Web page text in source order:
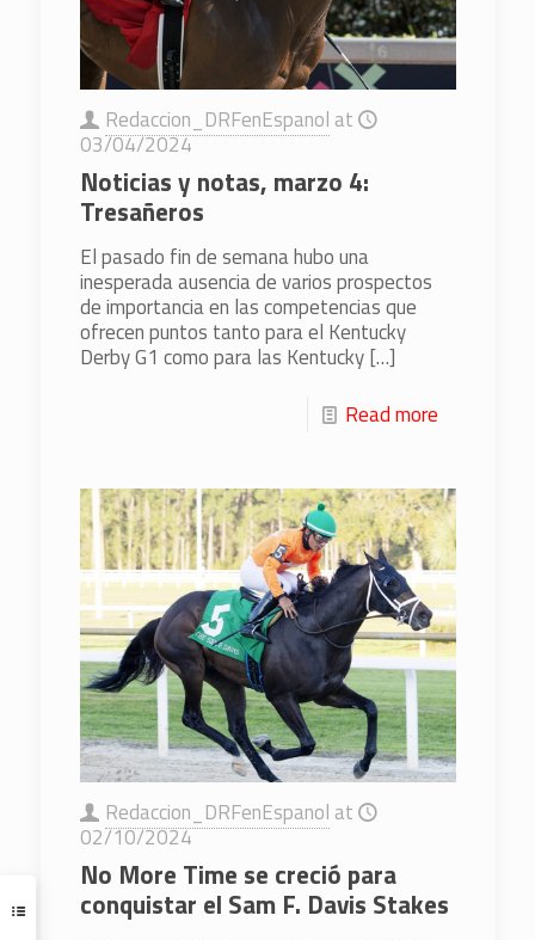
Redaccion_DRFenEspanol at
03/04/2024
Noticias y notas, marzo 4:
Tresañeros
El pasado fin de semana hubo una
inesperada ausencia de varios prospectos
de importancia en las competencias que
ofrecen puntos tanto para el Kentucky
Derby G1 como para las Kentucky[…]
Read more
Redaccion_DRFenEspanol at
02/10/2024
No More Time se creció para
conquistar el Sam F. Davis Stakes